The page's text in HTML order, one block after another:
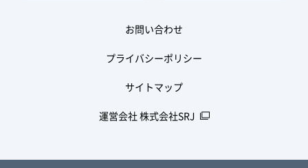
お問い合わせ
プライバシーポリシー
サイトマップ
運営会社 株式会社SRJ